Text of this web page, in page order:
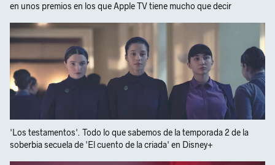
en unos premios en los que Apple TV tiene mucho que decir
'Los testamentos'. Todo lo que sabemos de la temporada 2 de la
soberbia secuela de 'El cuento de la criada' en Disney+